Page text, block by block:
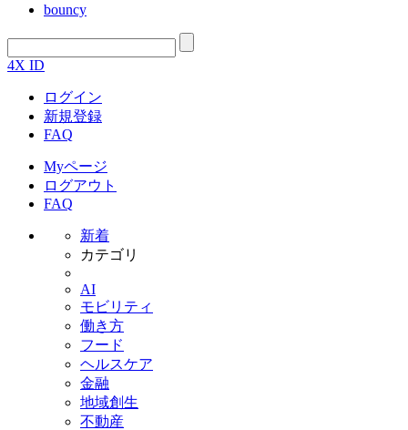
bouncy
4X ID
ログイン
新規登録
FAQ
Myページ
ログアウト
FAQ
新着
カテゴリ
AI
モビリティ
働き方
フード
ヘルスケア
金融
地域創生
不動産